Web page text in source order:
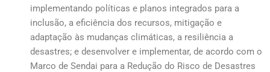
implementando políticas e planos integrados para a
inclusão, a eficiência dos recursos, mitigação e
adaptação às mudanças climáticas, a resiliência a
desastres; e desenvolver e implementar, de acordo com o
Marco de Sendai para a Redução do Risco de Desastres